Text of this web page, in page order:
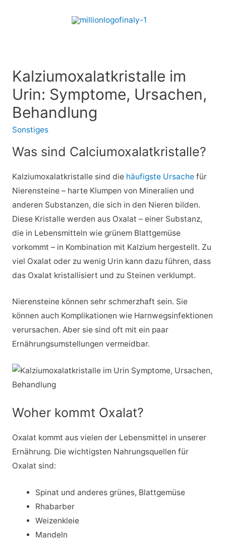
Kalziumoxalatkristalle im
Urin: Symptome, Ursachen,
Behandlung
Sonstiges
Was sind Calciumoxalatkristalle?
Kalziumoxalatkristalle sind die häufigste Ursachefür
Nierensteine – harte Klumpen von Mineralien und
anderen Substanzen, die sich in den Nieren bilden.
Diese Kristalle werden aus Oxalat – einer Substanz,
die in Lebensmitteln wie grünem Blattgemüse
vorkommt – in Kombination mit Kalzium hergestellt. Zu
viel Oxalat oder zu wenig Urin kann dazu führen, dass
das Oxalat kristallisiert und zu Steinen verklumpt.
Nierensteine können sehr schmerzhaft sein. Sie
können auch Komplikationen wie Harnwegsinfektionen
verursachen. Aber sie sind oft mit ein paar
Ernährungsumstellungen vermeidbar.
Woher kommt Oxalat?
Oxalat kommt aus vielen der Lebensmittel in unserer
Ernährung. Die wichtigsten Nahrungsquellen für
Oxalat sind:
Spinat und anderes grünes, Blattgemüse
Rhabarber
Weizenkleie
Mandeln